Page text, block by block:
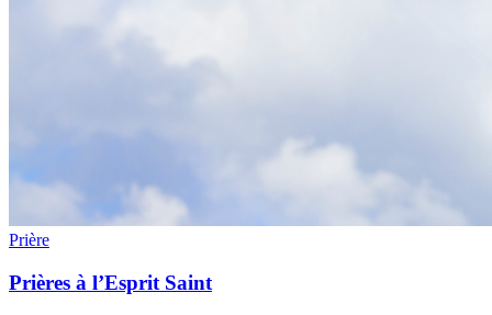
Prière
Prières à l’Esprit Saint